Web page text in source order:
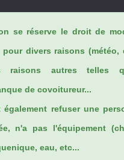
se réserve le droit de
divers raisons
raisons autres telles
de covoitureur...
également refuser une
n'a pas l'équipement
eau, etc...